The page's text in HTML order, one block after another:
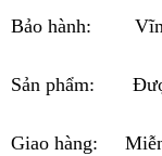
Bảo hành:
Sản phẩm:
Giao hàng: Miễn